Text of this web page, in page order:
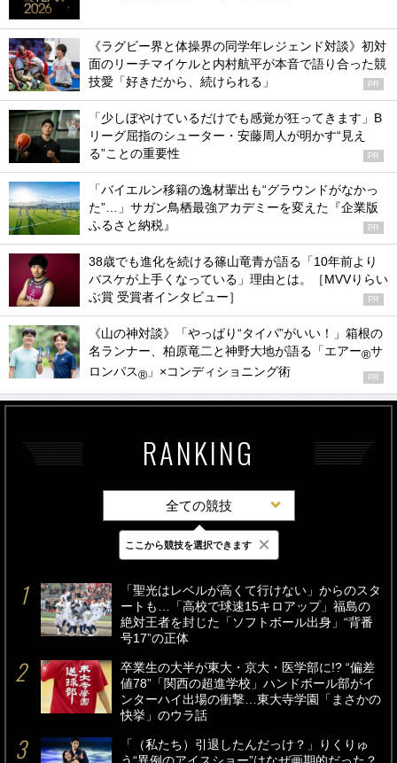
《ラグビー界と体操界の同学年レジェンド対談》初対
面のリーチマイケルと内村航平が本音で語り合った競
技愛「好きだから、続けられる」
PR
「少しぼやけているだけでも感覚が狂ってきます」B
リーグ屈指のシューター・安藤周人が明かす“見え
る”ことの重要性
PR
「バイエルン移籍の逸材輩出も“グラウンドがなかっ
た”…」サガン鳥栖最強アカデミーを変えた『企業版
ふるさと納税』
PR
38歳でも進化を続ける篠山竜青が語る「10年前より
バスケが上手くなっている」理由とは。［MVVりらい
ぶ賞 受賞者インタビュー］
PR
《山の神対談》「やっぱり“タイパ”がいい！」箱根の
名ランナー、柏原竜二と神野大地が語る「エアー®サ
ロンパス® 」×コンディショニング術 PR
RANKING
全ての競技
最新 24時間 週間
「聖光はレベルが高くて行けない」からのスタ
ートも…「高校で球速15キロアップ」福島の
絶対王者を封じた「ソフトボール出身」“背番
号17”の正体
卒業生の大半が東大・京大・医学部に!? “偏差
値78”「関西の超進学校」ハンドボール部がイ
ンターハイ出場の衝撃…東大寺学園「まさかの
快挙」のウラ話
「（私たち）引退したんだっけ？」りくりゅ
ここから競技を選択できます ×